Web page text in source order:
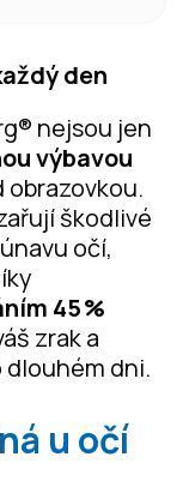
den
nejsou jen
výbavou
obrazovkou.
škodlivé
očí,
45 %
zrak a
dni.
u očí